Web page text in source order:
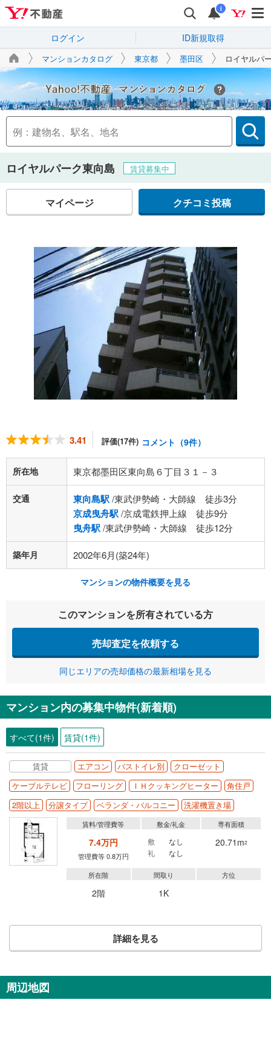
i
ログイン ID新規取得
マンションカタログ 東京都 墨田区 ロイヤルパ
Yahoo!不動産
ロイヤルパーク東向島 賃貸募集中
マイページ クチコミ投稿
3.41 評価(17件) コメント（9件）
所在地 東京都墨田区東向島６丁目３１－３
交通 東向島駅/東武伊勢崎・大師線 徒歩3分
京成曳舟駅/京成電鉄押上線 徒歩9分
曳舟駅/東武伊勢崎・大師線 徒歩12分
築年月 2002年6月(築24年)
マンションの物件概要を見る
このマンションを所有されている方
売却査定を依頼する
同じエリアの売却価格の最新相場を見る
マンション内の募集中物件(新着順)
すべて(1件) 賃貸(1件)
賃貸 エアコン バストイレ別
クローゼット
ケーブルテレビ
フローリング ＩＨクッキングヒーター
角住戸
2階以上
分譲タイプ ベランダ・バルコニー 洗濯機置き場
賃料/管理費等
7.4万円
管理費等 0.8万円
敷金/礼金
敷
なし
礼
なし
専有面積
20.71m2
所在階
2階
間取り
1K
方位
詳細を見る
周辺地図